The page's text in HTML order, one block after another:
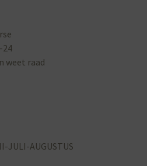
24
weet raad
JULI-AUGUSTUS